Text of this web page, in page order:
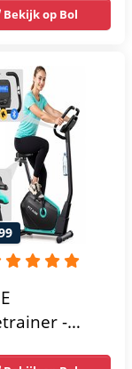
-
en
Bekijk op Bol
-